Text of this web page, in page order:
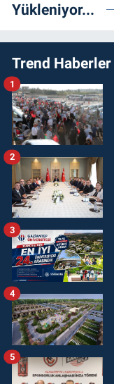
Yükleniyor...
Trend Haberler
1
2
3
4
5